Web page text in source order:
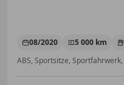
08/2020 5 000 km